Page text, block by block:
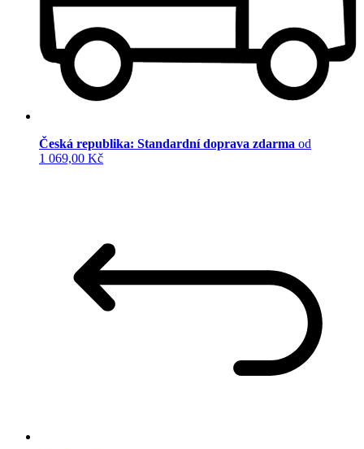
Česká republika: Standardní doprava zdarma od
1 069,00 Kč